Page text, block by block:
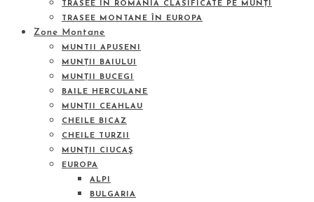
TRASEE ÎN ROMÂNIA CLASIFICATE PE MUNȚI
TRASEE MONTANE ÎN EUROPA
Zone Montane
MUNTII APUSENI
MUNȚII BAIULUI
MUNȚII BUCEGI
BAILE HERCULANE
MUNȚII CEAHLAU
CHEILE BICAZ
CHEILE TURZII
MUNȚII CIUCAŞ
EUROPA
ALPI
BULGARIA